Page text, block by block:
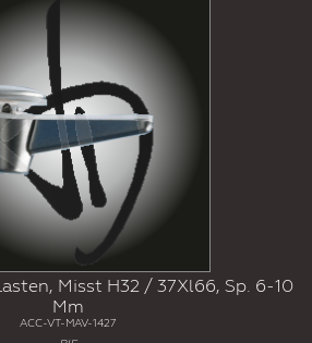
Misst H32 / 37Xl66, Sp. 6-10
Mm
ACC-VT-MAV-1427